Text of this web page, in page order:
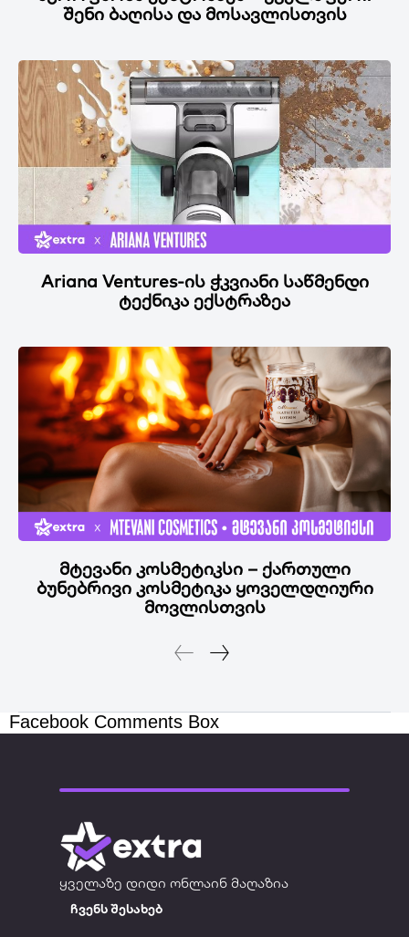
შენი ბაღისა და მოსავლისთვის
Ariana Ventures-ის ჭკვიანი საწმენდი
ტექნიკა ექსტრაზეა
მტევანი კოსმეტიკსი – ქართული
ბუნებრივი კოსმეტიკა ყოველდღიური
მოვლისთვის
Facebook Comments Box
ყველაზე დიდი ონლაინ მაღაზია
ჩვენს შესახებ